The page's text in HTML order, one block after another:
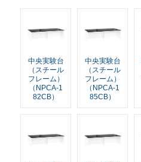
中央実験台
（スチール
フレーム）
（NPCA-1
82CB）
中央実験台
（スチール
フレーム）
（NPCA-1
85CB）